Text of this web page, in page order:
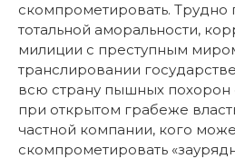
скомпрометировать. Трудно
тотальной аморальности,
милиции с преступным
транслировании
всю страну пышных похорон
при открытом грабеже
частной компании, кого
скомпрометировать